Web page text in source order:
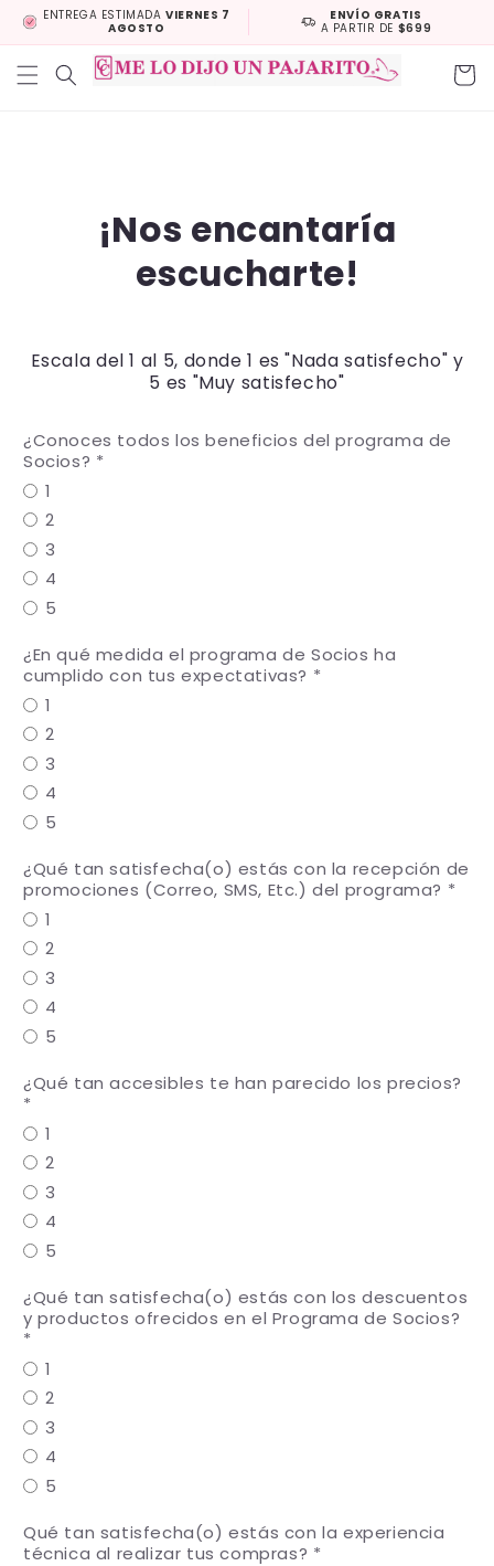
Skip to
content
ENTREGA ESTIMADAVIERNES 7
AGOSTO
ENVÍO GRATIS
A PARTIR DE $699
Cart
¡Nos encantaría
escucharte!
Escala del 1 al 5, donde 1 es "Nada satisfecho" y
5 es "Muy satisfecho"
¿Conoces todos los beneficios del programa de
Socios?
1
2
3
4
5
¿En qué medida el programa de Socios ha
cumplido con tus expectativas?
1
2
3
4
5
¿Qué tan satisfecha(o) estás con la recepción de
promociones (Correo, SMS, Etc.) del programa?
1
2
3
4
5
¿Qué tan accesibles te han parecido los precios?
1
2
3
4
5
¿Qué tan satisfecha(o) estás con los descuentos
y productos ofrecidos en el Programa de Socios?
1
2
3
4
5
Qué tan satisfecha(o) estás con la experiencia
técnica al realizar tus compras?